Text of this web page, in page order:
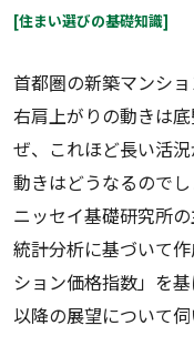
[住まい選びの基礎知識]
首都圏の新築マンシ
右肩上がりの動きは
ぜ、これほど長い活
動きはどうなるのでし
ニッセイ基礎研究所
統計分析に基づいて
ション価格指数」を
以降の展望について伺